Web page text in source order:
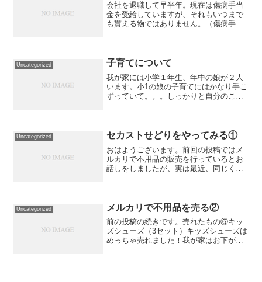
会社を退職して早半年。現在は傷病手当
金を受給していますが、それもいつまで
も貰える物ではありません。（傷病手当
した。現時点で合計１０万...
Uncategorized 子育てについて
我が家には小学１年生、年中の娘が２人
います。小1の娘の子育てにはかなり手こ
ずっていて。。。しっかりと自分のこと
できないの？！と毎日ぐ...
Uncategorized セカストせどりをやってみる①
おはようございます。前回の投稿ではメ
ルカリで不用品の販売を行っているとお
話しをしましたが、実は最近、同じくメ
を記録できればと思っていま...
Uncategorized メルカリで不用品を売る②
前の投稿の続きです。売れたもの⑥キッ
ズシューズ（3セット）キッズシューズは
めっちゃ売れました！我が家はお下がり